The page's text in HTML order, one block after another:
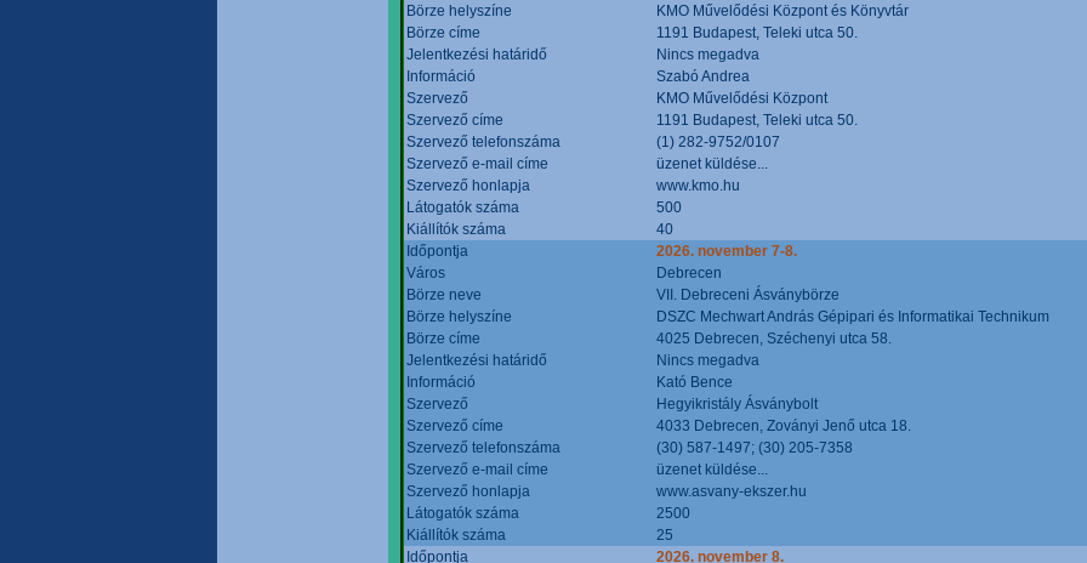
Börze helyszíne
KMO Művelődési Központ és Könyvtár
Börze címe
1191 Budapest, Teleki utca 50.
Jelentkezési határidő
Nincs megadva
Információ
Szabó Andrea
Szervező
KMO Művelődési Központ
Szervező címe
1191 Budapest, Teleki utca 50.
Szervező telefonszáma
(1) 282-9752/0107
Szervező e-mail címe
üzenet küldése...
Szervező honlapja
www.kmo.hu
Látogatók száma
500
Kiállítók száma
40
Időpontja
2026. november 7-8.
Város
Debrecen
Börze neve
VII. Debreceni Ásványbörze
Börze helyszíne
DSZC Mechwart András Gépipari és Informatikai Technikum
Börze címe
4025 Debrecen, Széchenyi utca 58.
Jelentkezési határidő
Nincs megadva
Információ
Kató Bence
Szervező
Hegyikristály Ásványbolt
Szervező címe
4033 Debrecen, Zoványi Jenő utca 18.
Szervező telefonszáma
(30) 587-1497; (30) 205-7358
Szervező e-mail címe
üzenet küldése...
Szervező honlapja
www.asvany-ekszer.hu
Látogatók száma
2500
Kiállítók száma
25
Időpontja
2026. november 8.